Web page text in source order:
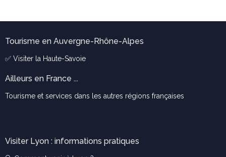
Tourisme en Auvergne-Rhône-Alpes
✅ Visiter la Haute-Savoie
Ailleurs en France ...
Tourisme et services dans les autres régions françaises
Visiter Lyon : informations pratiques